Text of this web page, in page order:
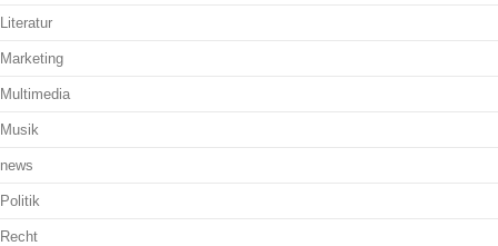
Literatur
Marketing
Multimedia
Musik
news
Politik
Recht